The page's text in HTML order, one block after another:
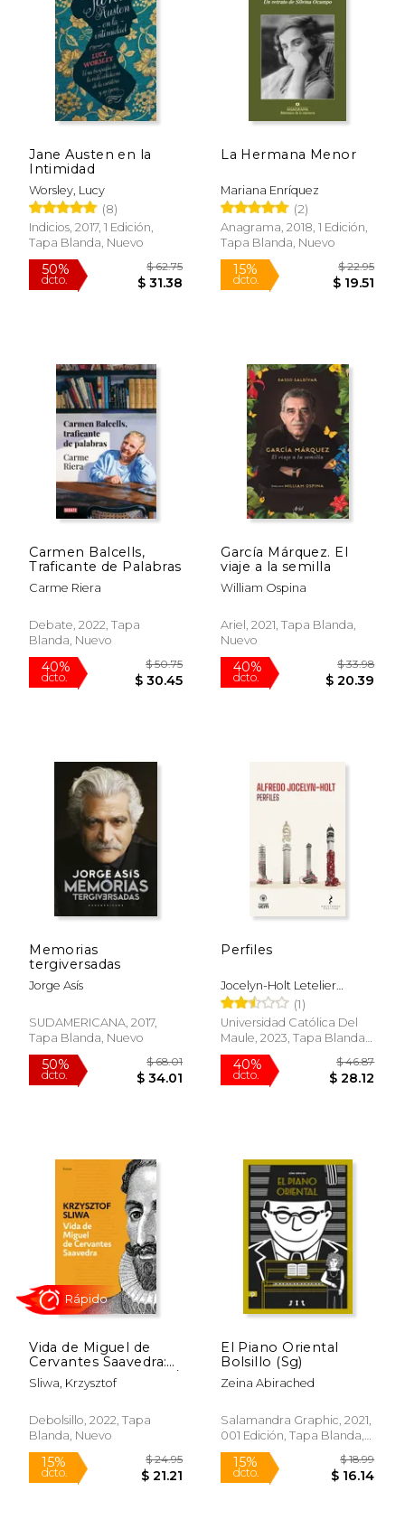
50%
dcto.
Jane Austen en la
Intimidad
Worsley, Lucy
(8)
Indicios, 2017, 1 Edición,
Tapa Blanda, Nuevo
50%
dcto. $ 31.38
La Hermana Menor
Mariana Enríquez
(2)
Anagrama, 2018, 1 Edición,
Tapa Blanda, Nuevo
15%
dcto.
Carmen Balcells,
Traficante de Palabras
Carme Riera
Debate, 2022, Tapa
Blanda, Nuevo
García Márquez. El
viaje a la semilla
William Ospina
Ariel, 2021, Tapa Blanda,
Nuevo
Memorias
tergiversadas
Jorge Asís
SUDAMERICANA, 2017,
Tapa Blanda, Nuevo
Perfiles
Jocelyn-Holt Letelier
Alfredo
(1)
Universidad Católica Del
Maule, 2023, Tapa Blanda,
Nuevo
Vida de Miguel de
Cervantes Saavedra:
Una Biografía Crítica /
The Life of Miguel de
Sliwa, Krzysztof
Debolsillo, 2022, Tapa
Blanda, Nuevo
El Piano Oriental
Bolsillo (Sg)
Zeina Abirached
Salamandra Graphic, 2021,
001 Edición, Tapa Blanda,
Nuevo